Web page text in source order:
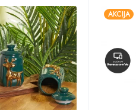
AKCIJA